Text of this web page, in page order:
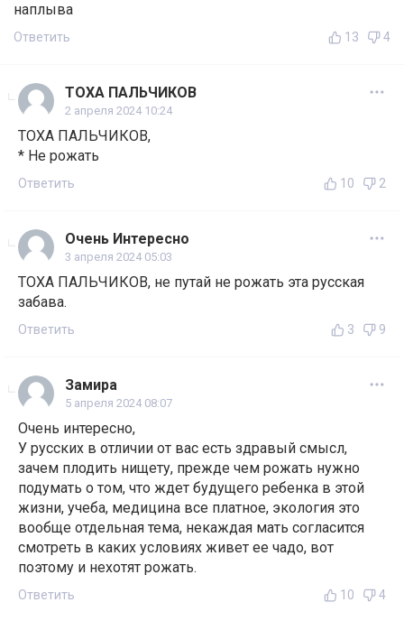
наплыва
Ответить 13 4
ТОХА ПАЛЬЧИКОВ
2 апреля 2024 10:24
ТОХА ПАЛЬЧИКОВ,
* Не рожать
Ответить 10 2
Очень Интересно
3 апреля 2024 05:03
ТОХА ПАЛЬЧИКОВ, не путай не рожать эта русская
забава.
Ответить 3 9
Замира
5 апреля 2024 08:07
Очень интересно,
У русских в отличии от вас есть здравый смысл,
зачем плодить нищету, прежде чем рожать нужно
подумать о том, что ждет будущего ребенка в этой
жизни, учеба, медицина все платное, экология это
вообще отдельная тема, некаждая мать согласится
смотреть в каких условиях живет ее чадо, вот
поэтому и нехотят рожать.
Ответить 10 4